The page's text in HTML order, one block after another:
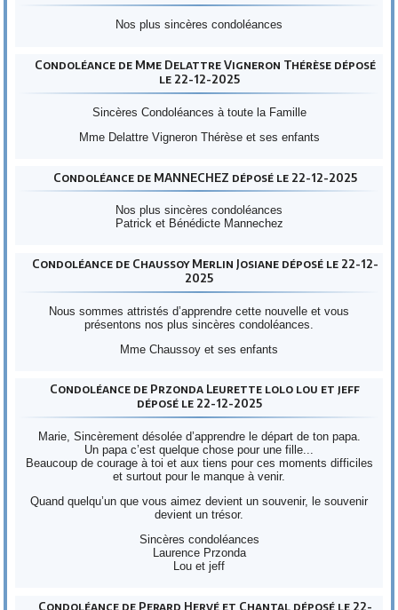
Nos plus sincères condoléances
Condoléance de Mme Delattre Vigneron Thérèse déposé
le 22-12-2025
Sincères Condoléances à toute la Famille
Mme Delattre Vigneron Thérèse et ses enfants
Condoléance de MANNECHEZ déposé le 22-12-2025
Nos plus sincères condoléances
Patrick et Bénédicte Mannechez
Condoléance de Chaussoy Merlin Josiane déposé le 22-12-
2025
Nous sommes attristés d’apprendre cette nouvelle et vous
présentons nos plus sincères condoléances.
Mme Chaussoy et ses enfants
Condoléance de Przonda Leurette lolo lou et jeff
déposé le 22-12-2025
Marie, Sincèrement désolée d’apprendre le départ de ton papa.
Un papa c’est quelque chose pour une fille...
Beaucoup de courage à toi et aux tiens pour ces moments difficiles
et surtout pour le manque à venir.
Quand quelqu’un que vous aimez devient un souvenir, le souvenir
devient un trésor.
Sincères condoléances
Laurence Przonda
Lou et jeff
Condoléance de Perard Hervé et Chantal déposé le 22-